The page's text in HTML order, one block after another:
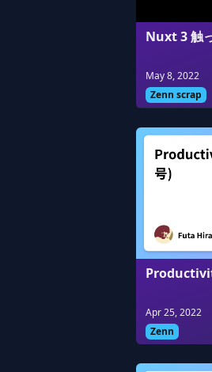
Nuxt 3 触
May 8, 2022
Zenn scrap
Apr 25, 2022
Zenn